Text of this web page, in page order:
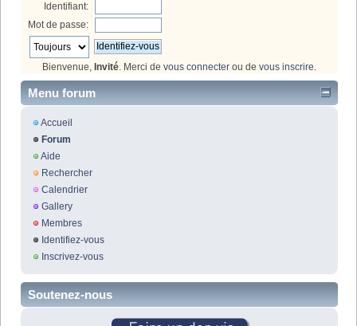
Identifiant:
Mot de passe:
Bienvenue, Invité. Merci de vous connecter ou de vous inscrire.
Menu forum
Accueil
Forum
Aide
Rechercher
Calendrier
Gallery
Membres
Identifiez-vous
Inscrivez-vous
Soutenez-nous